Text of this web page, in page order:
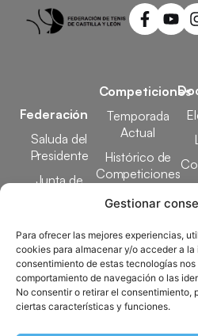
Gestionar
Para ofrecer las mejores experiencias,
cookies para almacenar y/o acceder a
consentimiento de estas tecnologías
comportamiento de navegación o las
No consentir o retirar el consentimiento,
ciertas características y funciones.
Federación
Saluda del
Presidente
Junta de
Elecciones
Clubes
Federados
Competiciones
Temporada
Actual
Histórico de
Competiciones
Designaciones